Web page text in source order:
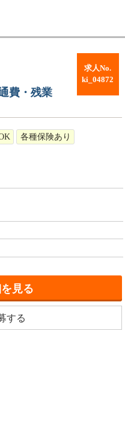
求人No.
ki_04872
費・残業
各種保険あり
見る
する